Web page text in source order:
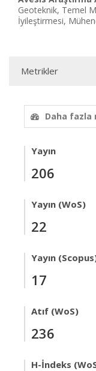
Geoteknik, Temel
İyileştirmesi,
Metrikler
Daha fazla
Yayın
206
Yayın (WoS)
22
Yayın
17
Atıf (WoS)
236
H-İndeks